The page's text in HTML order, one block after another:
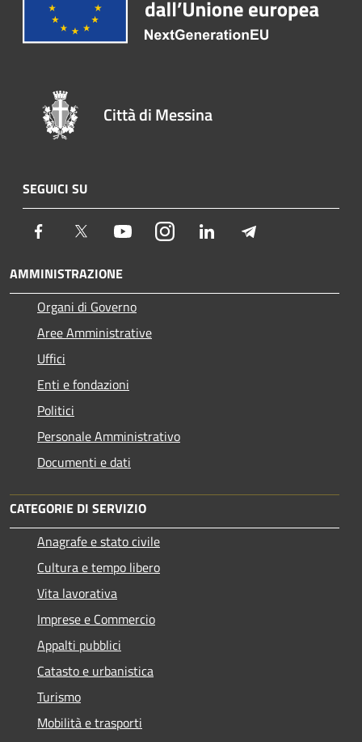
Città di Messina
SEGUICI SU
Facebook Twitter YoutubeInstagram LinkedIn
AMMINISTRAZIONE
Organi di Governo
Aree Amministrative
Uffici
Enti e fondazioni
Politici
Personale Amministrativo
Documenti e dati
CATEGORIE DI SERVIZIO
Anagrafe e stato civile
Cultura e tempo libero
Vita lavorativa
Imprese e Commercio
Appalti pubblici
Catasto e urbanistica
Turismo
Mobilità e trasporti